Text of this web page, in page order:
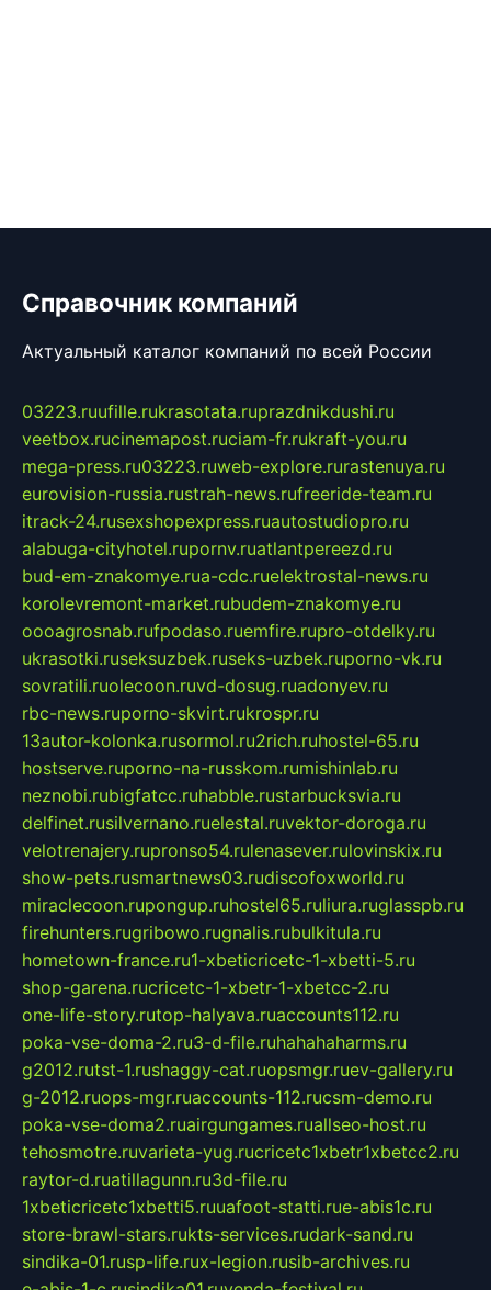
Справочник компаний
Актуальный каталог компаний по всей России
03223.ruufille.rukrasotata.ruprazdnikdushi.ru
veetbox.rucinemapost.ruciam-fr.rukraft-you.ru
mega-press.ru03223.ruweb-explore.rurastenuya.ru
eurovision-russia.rustrah-news.rufreeride-team.ru
itrack-24.rusexshopexpress.ruautostudiopro.ru
alabuga-cityhotel.rupornv.ruatlantpereezd.ru
bud-em-znakomye.rua-cdc.ruelektrostal-news.ru
korolevremont-market.rubudem-znakomye.ru
oooagrosnab.rufpodaso.ruemfire.rupro-otdelky.ru
ukrasotki.ruseksuzbek.ruseks-uzbek.ruporno-vk.ru
sovratili.ruolecoon.ruvd-dosug.ruadonyev.ru
rbc-news.ruporno-skvirt.rukrospr.ru
13autor-kolonka.rusormol.ru2rich.ruhostel-65.ru
hostserve.ruporno-na-russkom.rumishinlab.ru
neznobi.rubigfatcc.ruhabble.rustarbucksvia.ru
delfinet.rusilvernano.ruelestal.ruvektor-doroga.ru
velotrenajery.rupronso54.rulenasever.rulovinskix.ru
show-pets.rusmartnews03.rudiscofoxworld.ru
miraclecoon.rupongup.ruhostel65.ruliura.ruglasspb.ru
firehunters.rugribowo.rugnalis.rubulkitula.ru
hometown-france.ru1-xbeticricetc-1-xbetti-5.ru
shop-garena.rucricetc-1-xbetr-1-xbetcc-2.ru
one-life-story.rutop-halyava.ruaccounts112.ru
poka-vse-doma-2.ru3-d-file.ruhahahaharms.ru
g2012.rutst-1.rushaggy-cat.ruopsmgr.ruev-gallery.ru
g-2012.ruops-mgr.ruaccounts-112.rucsm-demo.ru
poka-vse-doma2.ruairgungames.ruallseo-host.ru
tehosmotre.ruvarieta-yug.rucricetc1xbetr1xbetcc2.ru
raytor-d.ruatillagunn.ru3d-file.ru
1xbeticricetc1xbetti5.ruuafoot-statti.rue-abis1c.ru
store-brawl-stars.rukts-services.rudark-sand.ru
sindika-01.rusp-life.rux-legion.rusib-archives.ru